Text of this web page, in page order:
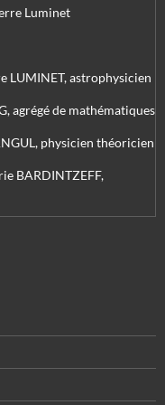
Luminet
LUMINET, astrophysicien
agrégé de mathématiques
physicien théoricien
BARDINTZEFF,